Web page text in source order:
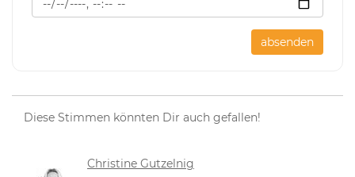
absenden
Diese Stimmen könnten Dir auch gefallen!
Christine Gutzelnig